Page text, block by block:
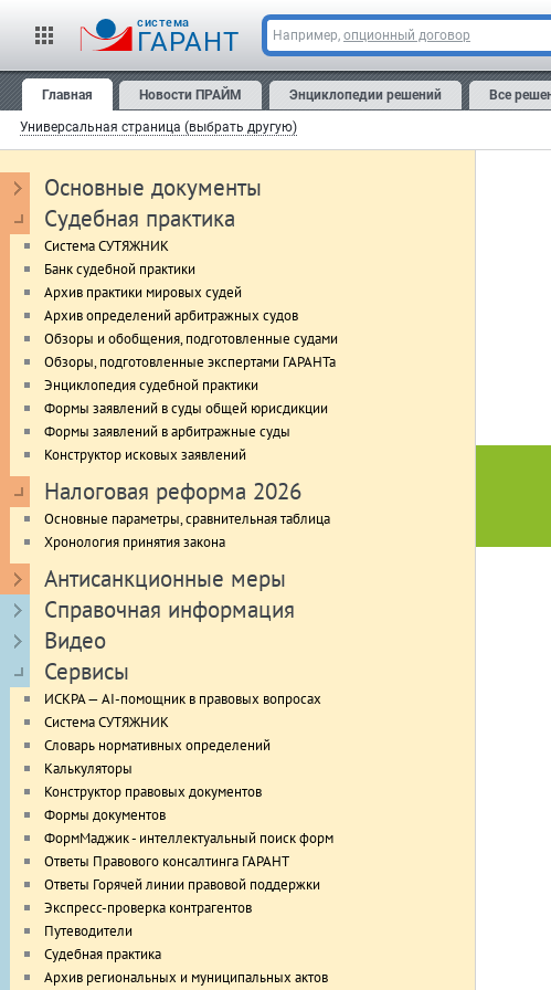
cистема
ГАРАНТ Например, опционный договор
Главная Новости ПРАЙМ Энциклопедии решений Все
Универсальная страница (выбрать другую)
Основные документы
Судебная практика
Система СУТЯЖНИК
Банк судебной практики
Архив практики мировых судей
Архив определений арбитражных судов
Обзоры и обобщения, подготовленные судами
Обзоры, подготовленные экспертами ГАРАНТа
Энциклопедия судебной практики
Формы заявлений в суды общей юрисдикции
Формы заявлений в арбитражные суды
Конструктор исковых заявлений
Налоговая реформа 2026
Основные параметры, сравнительная таблица
Хронология принятия закона
Антисанкционные меры
Справочная информация
Видео
Сервисы
ИСКРА — AI-помощник в правовых вопросах
Система СУТЯЖНИК
Словарь нормативных определений
Калькуляторы
Конструктор правовых документов
Формы документов
ФормМаджик - интеллектуальный поиск форм
Ответы Правового консалтинга ГАРАНТ
Ответы Горячей линии правовой поддержки
Экспресс-проверка контрагентов
Путеводители
Судебная практика
Архив региональных и муниципальных актов